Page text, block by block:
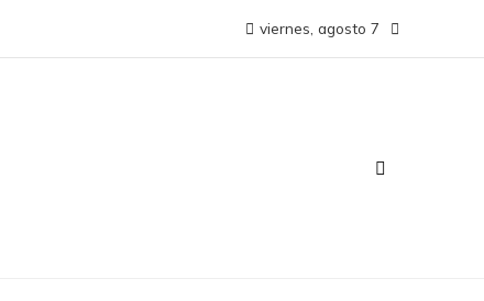
viernes, agosto 7